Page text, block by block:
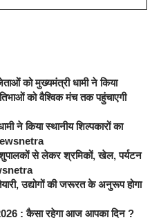
को मुख्यमंत्री धामी ने किया
को वैश्विक मंच तक पहुंचाएगी
ने किया स्थानीय शिल्पकारों का
से लेकर श्रमिकों, खेल, पर्यटन
उद्योगों की जरूरत के अनुरूप होगा
: कैसा रहेगा आज आपका दिन ?